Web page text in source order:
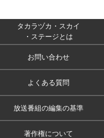
タカラヅカ・スカイ
・ステージとは
お問い合わせ
よくある質問
放送番組の編集の基準
著作権について